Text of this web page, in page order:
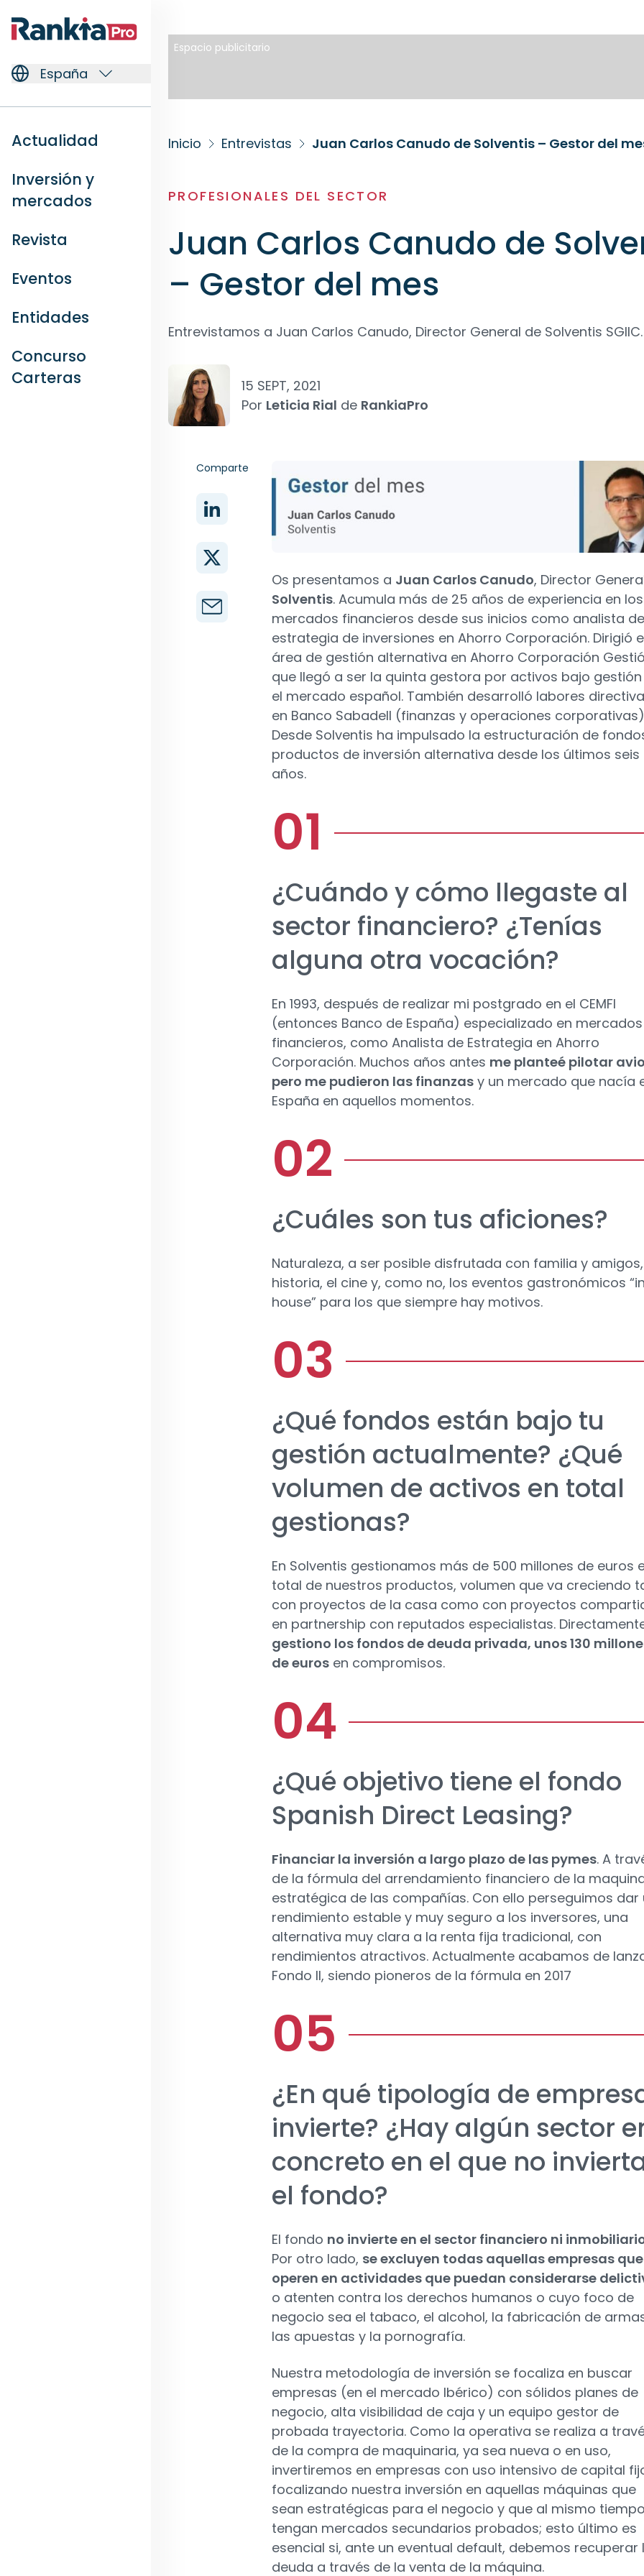
España
Actualidad
Inversión y
mercados
Revista
Eventos
Entidades
Concurso
Carteras
Espacio publicitario
Inicio Entrevistas Juan Carlos Canudo de Solventis – Gestor del
PROFESIONALES DEL SECTOR
Juan Carlos Canudo de
– Gestor del mes
Entrevistamos a Juan Carlos Canudo, Director General de Solventis SGIIC.
15 SEPT, 2021
Por Leticia Rial de RankiaPro
Comparte
Os presentamos a Juan Carlos Canudo, Director
Solventis. Acumula más de 25 años de experiencia en los
mercados financieros desde sus inicios como analista de
estrategia de inversiones en Ahorro Corporación. Dirigió
área de gestión alternativa en Ahorro Corporación
que llegó a ser la quinta gestora por activos bajo gestión
el mercado español. También desarrolló labores
en Banco Sabadell (finanzas y operaciones
Desde Solventis ha impulsado la estructuración de
productos de inversión alternativa desde los últimos seis
años.
¿Cuándo y cómo llegaste al
sector financiero? ¿Tenías
alguna otra vocación?
En 1993, después de realizar mi postgrado en el CEMFI
(entonces Banco de España) especializado en mercados
financieros, como Analista de Estrategia en Ahorro
Corporación. Muchos años antes me planteé pilotar
pero me pudieron las finanzas y un mercado que nacía
España en aquellos momentos.
¿Cuáles son tus aficiones?
Naturaleza, a ser posible disfrutada con familia y
historia, el cine y, como no, los eventos gastronómicos “in
house” para los que siempre hay motivos.
¿Qué fondos están bajo tu
gestión actualmente? ¿Qué
volumen de activos en total
gestionas?
En Solventis gestionamos más de 500 millones de euros
total de nuestros productos, volumen que va creciendo
con proyectos de la casa como con proyectos
en partnership con reputados especialistas.
gestiono los fondos de deuda privada, unos 130
de euros en compromisos.
¿Qué objetivo tiene el fondo
Spanish Direct Leasing?
Financiar la inversión a largo plazo de las pymes. A
de la fórmula del arrendamiento financiero de la
estratégica de las compañías. Con ello perseguimos dar
rendimiento estable y muy seguro a los inversores, una
alternativa muy clara a la renta fija tradicional, con
rendimientos atractivos. Actualmente acabamos de
Fondo II, siendo pioneros de la fórmula en 2017
¿En qué tipología de
invierte? ¿Hay algún sector
concreto en el que no
el fondo?
El fondo no invierte en el sector financiero ni
Por otro lado, se excluyen todas aquellas empresas que
operen en actividades que puedan considerarse
o atenten contra los derechos humanos o cuyo foco de
negocio sea el tabaco, el alcohol, la fabricación de
las apuestas y la pornografía.
Nuestra metodología de inversión se focaliza en buscar
empresas (en el mercado Ibérico) con sólidos planes de
negocio, alta visibilidad de caja y un equipo gestor de
probada trayectoria. Como la operativa se realiza a
de la compra de maquinaria, ya sea nueva o en uso,
invertiremos en empresas con uso intensivo de capital
focalizando nuestra inversión en aquellas máquinas que
sean estratégicas para el negocio y que al mismo tiempo
tengan mercados secundarios probados; esto último es
esencial si, ante un eventual default, debemos recuperar
deuda a través de la venta de la máquina.